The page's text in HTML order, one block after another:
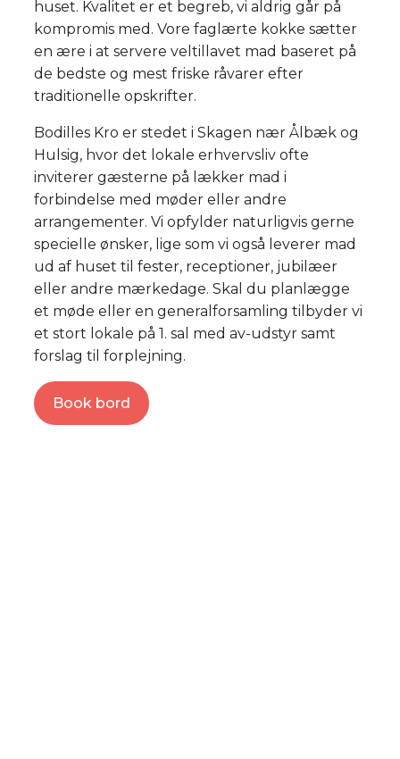
huset. Kvalitet er et begreb, vi aldrig går på
kompromis med. Vore faglærte kokke sætter
en ære i at servere veltillavet mad baseret på
de bedste og mest friske råvarer efter
traditionelle opskrifter.
Bodilles Kro er stedet i Skagen nær Ålbæk og
Hulsig, hvor det lokale erhvervsliv ofte
inviterer gæsterne på lækker mad i
forbindelse med møder eller andre
arrangementer. Vi opfylder naturligvis gerne
specielle ønsker, lige som vi også leverer mad
ud af huset til fester, receptioner, jubilæer
eller andre mærkedage. Skal du planlægge
et møde eller en generalforsamling tilbyder vi
et stort lokale på 1. sal med av-udstyr samt
forslag til forplejning.
Book bord